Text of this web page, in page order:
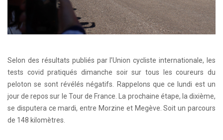
Selon des résultats publiés par l’Union cycliste internationale, les
tests covid pratiqués dimanche soir sur tous les coureurs du
peloton se sont révélés négatifs. Rappelons que ce lundi est un
jour de repos sur le Tour de France. La prochaine étape, la dixième,
se disputera ce mardi, entre Morzine et Megève. Soit un parcours
de 148 kilomètres.